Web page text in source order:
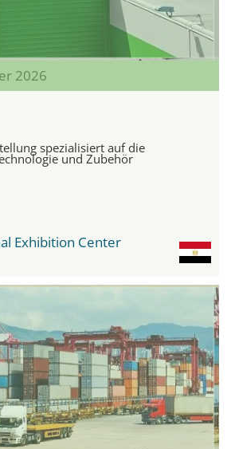
2026
spezialisiert auf die
und Zubehör
Exhibition Center